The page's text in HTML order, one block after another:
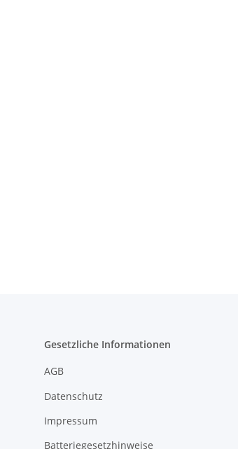
Gesetzliche Informationen
AGB
Datenschutz
Impressum
Batteriegesetzhinweise